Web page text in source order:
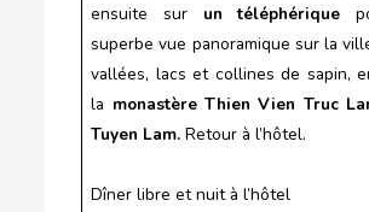
ensuite sur un téléphérique
superbe vue panoramique sur la
vallées, lacs et collines de sapin,
la monastère Thien Vien Truc
Tuyen Lam. Retour à l’hôtel.
Dîner libre et nuit à l’hôtel